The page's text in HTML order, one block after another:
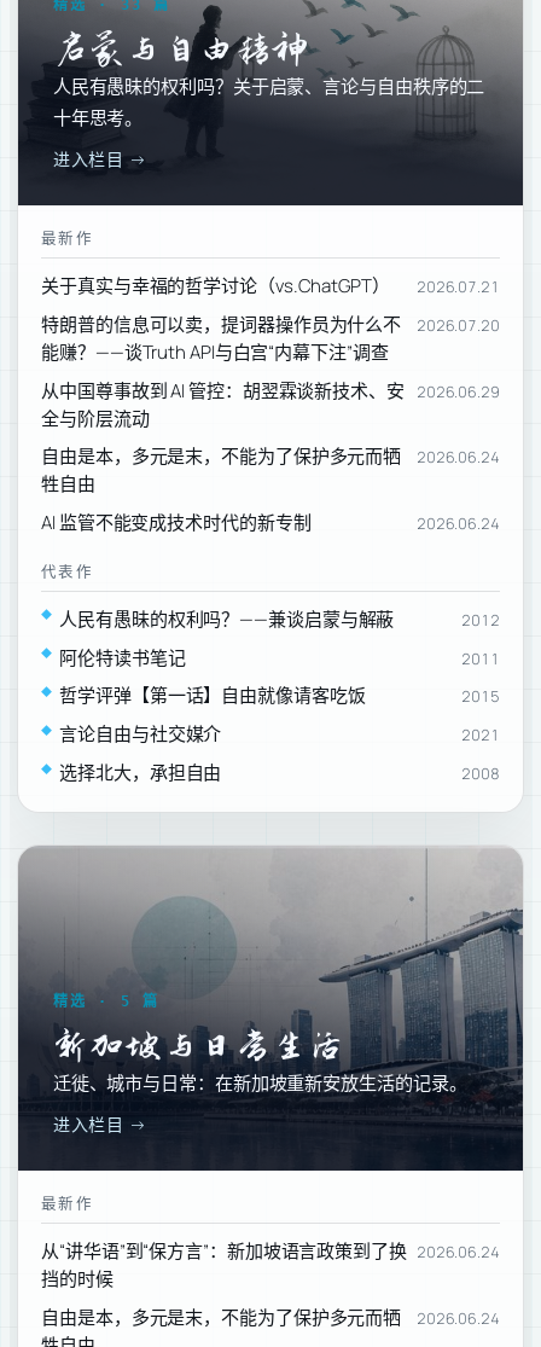
精选 · 33 篇
启蒙与自由精神
人民有愚昧的权利吗？关于启蒙、言论与自由秩序的二
十年思考。
进入栏目 →
最新作
关于真实与幸福的哲学讨论（vs.ChatGPT） 2026.07.21
特朗普的信息可以卖，提词器操作员为什么不
能赚？——谈Truth API与白宫“内幕下注”调查
2026.07.20
从中国尊事故到 AI 管控：胡翌霖谈新技术、安
全与阶层流动
2026.06.29
自由是本，多元是末，不能为了保护多元而牺
牲自由
2026.06.24
AI 监管不能变成技术时代的新专制 2026.06.24
代表作
人民有愚昧的权利吗？——兼谈启蒙与解蔽 2012
阿伦特读书笔记 2011
哲学评弹【第一话】自由就像请客吃饭 2015
言论自由与社交媒介 2021
选择北大，承担自由 2008
精选 · 5 篇
新加坡与日常生活
迁徙、城市与日常：在新加坡重新安放生活的记录。
进入栏目 →
最新作
从“讲华语”到“保方言”：新加坡语言政策到了换
挡的时候
2026.06.24
自由是本，多元是末，不能为了保护多元而牺
2026.06.24